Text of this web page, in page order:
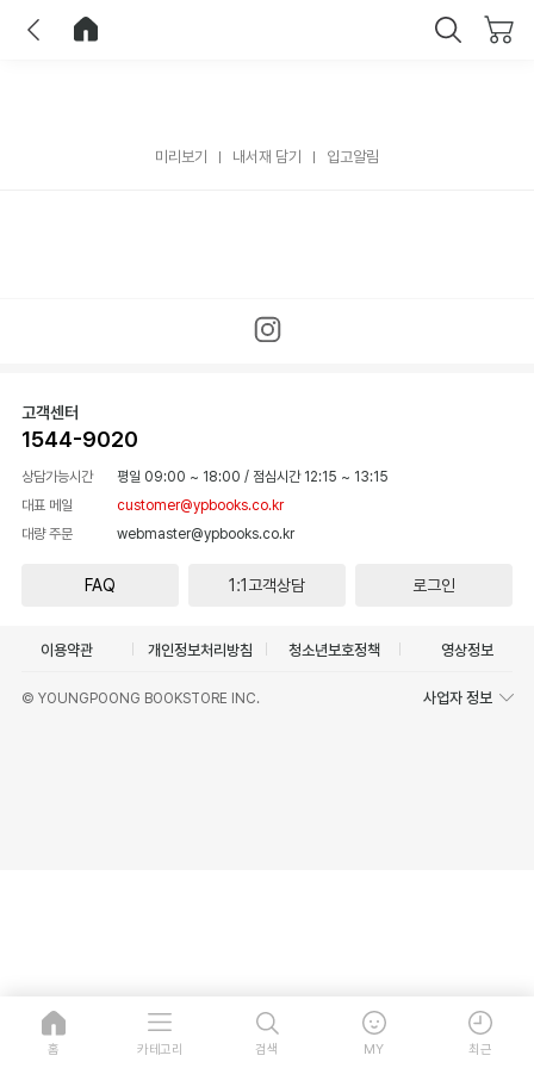
미리보기 내서재 담기 입고알림
고객센터
1544-9020
상담가능시간 평일 09:00 ~ 18:00 / 점심시간 12:15 ~ 13:15
대표 메일
customer@ypbooks.co.kr
대량 주문
webmaster@ypbooks.co.kr
FAQ 1:1고객상담 로그인
이용약관 개인정보처리방침 청소년보호정책 영상정보
© YOUNGPOONG BOOKSTORE INC. 사업자 정보
홈 카테고리 검색 MY 최근